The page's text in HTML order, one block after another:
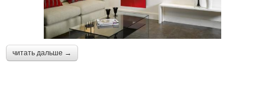
читать дальше →